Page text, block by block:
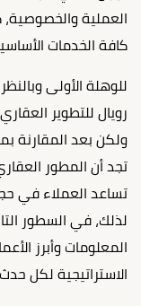
العملية
كافة الخدمات
للوهلة الأولى
رويال للتطوير
ولكن بعد المقارنة
تجد أن المطور
تساعد العملاء في
لذلك، في السطور
المعلومات وأبرز
الاستراتيجية لكل